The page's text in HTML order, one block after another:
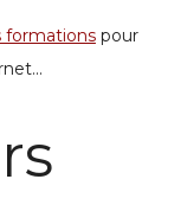
formationspour